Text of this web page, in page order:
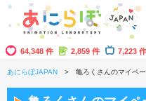
64,348 件 2,859 件 7,223 作
あにらぼJAPAN 亀ろくさんのマイペ